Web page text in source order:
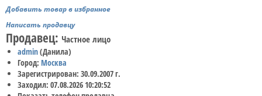
Добавить товар в избранное
Написать продавцу
Продавец: Частное лицо
admin(Данила)
Город: Москва
Зарегистрирован: 30.09.2007 г.
Заходил: 07.08.2026 10:20:52